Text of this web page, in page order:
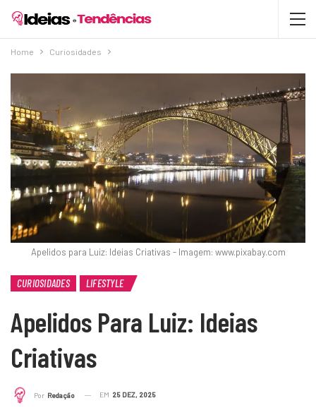
Home Curiosidades
Apelidos para Luiz: Ideias Criativas - Imagem: www.pixabay.com
CURIOSIDADES LIFESTYLE
Apelidos Para Luiz: Ideias
Criativas
Por Redação EM 25 DEZ, 2025